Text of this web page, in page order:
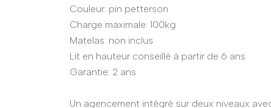
Couleur: pin petterson
Charge maximale: 100kg
Matelas: non inclus
Lit en hauteur conseillé à partir de 6 ans
Garantie: 2 ans
Un agencement intégré sur deux niveaux